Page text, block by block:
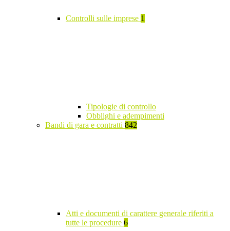
Controlli sulle imprese 1
Tipologie di controllo
Obblighi e adempimenti
Bandi di gara e contratti 842
Atti e documenti di carattere generale riferiti a
tutte le procedure 6